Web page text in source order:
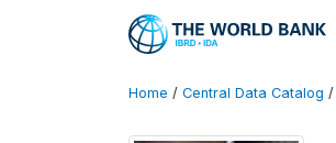
Home / Central Data Catalog /